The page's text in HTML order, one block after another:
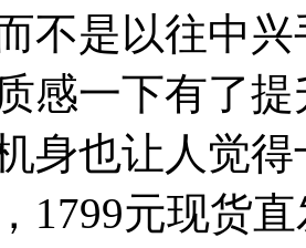
不是以往中
感一下有了
身也让人觉
1799元现货